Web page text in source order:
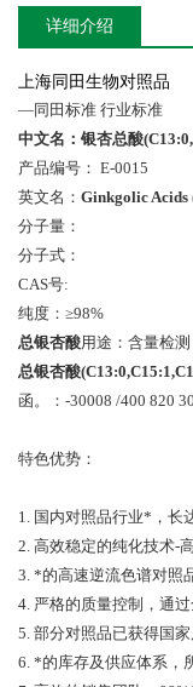
详细介绍
上海同田生物对照品
—同田标准 行业标准
中文名：银杏总酸
产品编号： E-0015
英文名： Ginkgolic Acids
分子量：
分子式：
CAS号:
纯度：≥98%
总银杏酸用途：含量检
总银杏酸
函。：-30008 /400 820
特色优势：
1. 国内对照品行业*，长
2. 高效稳定的纯化技术-
3. *的高速逆流色谱对照
4. 严格的质量控制，通
5. 部分对照品已获得国
6. *的库存及供应体系，